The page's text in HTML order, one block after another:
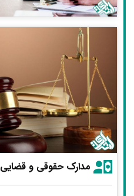
مدارک حقوقی و قضایی